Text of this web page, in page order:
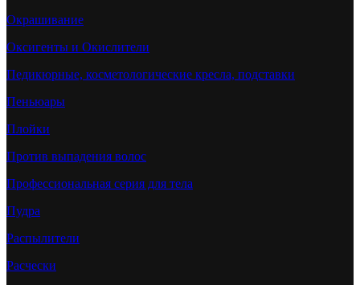
Окрашивание
Оксигенты и Окислители
Педикюрные, косметологические кресла, подставки
Пеньюары
Плойки
Против выпадения волос
Профессиональная серия для тела
Пудра
Распылители
Расчески